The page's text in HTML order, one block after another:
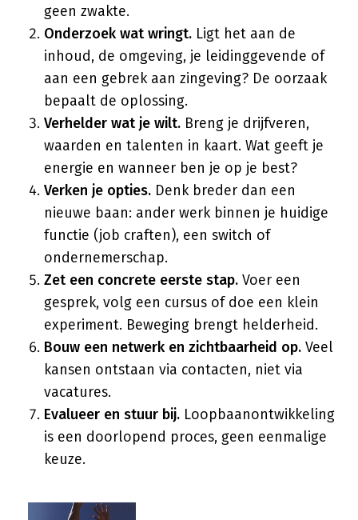
geen zwakte.
Onderzoek wat wringt. Ligt het aan de
inhoud, de omgeving, je leidinggevende of
aan een gebrek aan zingeving? De oorzaak
bepaalt de oplossing.
Verhelder wat je wilt. Breng je drijfveren,
waarden en talenten in kaart. Wat geeft je
energie en wanneer ben je op je best?
Verken je opties. Denk breder dan een
nieuwe baan: ander werk binnen je huidige
functie (job craften), een switch of
ondernemerschap.
Zet een concrete eerste stap. Voer een
gesprek, volg een cursus of doe een klein
experiment. Beweging brengt helderheid.
Bouw een netwerk en zichtbaarheid op. Veel
kansen ontstaan via contacten, niet via
vacatures.
Evalueer en stuur bij. Loopbaanontwikkeling
is een doorlopend proces, geen eenmalige
keuze.